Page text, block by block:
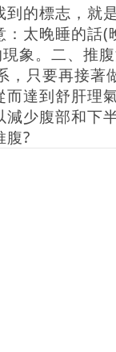
到的標志，就
：太晚睡的話(
象。二、推
，只要再接著
而達到舒肝理
減少腹部和下
腹?